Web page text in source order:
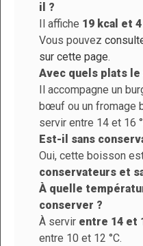
il ?
Il affiche 19 kcal et
Vous pouvez
sur cette page.
Avec quels plats
Il accompagne un
bœuf ou un fromage
servir entre 14 et 16
Est-il sans
Oui, cette boisson
conservateurs et
À quelle
conserver ?
À servir entre 14 et
entre 10 et 12 °C.